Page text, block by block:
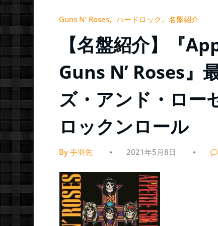
Guns N' Roses ハードロック 名盤紹介
【名盤紹介】『
Guns N’ Roses』
ズ・アンド・ロー
ロックンロール
By 手羽先 2021年5月8日